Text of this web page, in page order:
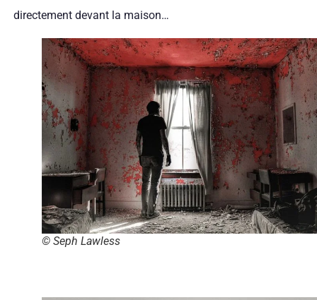
directement devant la maison…
© Seph Lawless